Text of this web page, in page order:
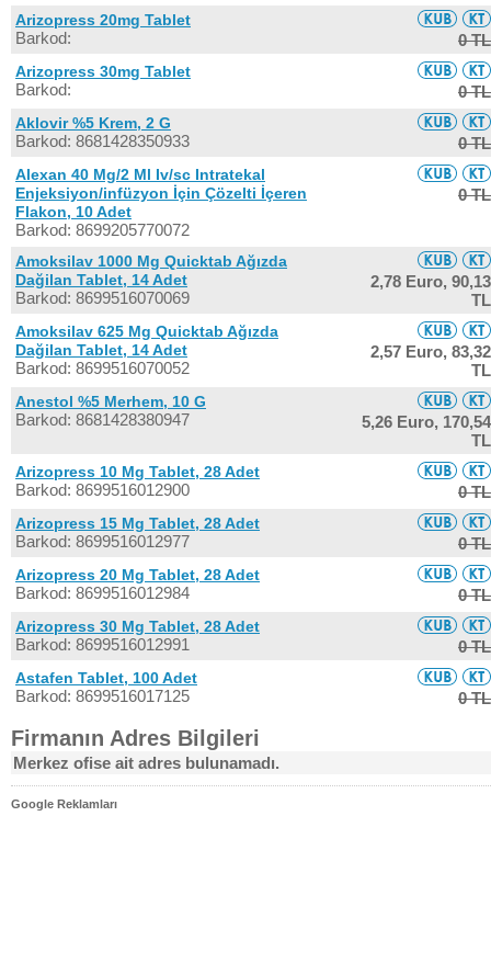
Arizopress 20mg Tablet
Barkod: 0 TL
Arizopress 30mg Tablet
Barkod: 0 TL
Aklovir %5 Krem, 2 G
Barkod: 8681428350933 0 TL
Alexan 40 Mg/2 Ml Iv/sc Intratekal
Enjeksiyon/infüzyon İçin Çözelti İçeren
Flakon, 10 Adet
Barkod: 8699205770072
0 TL
Amoksilav 1000 Mg Quicktab Ağızda
Dağilan Tablet, 14 Adet
Barkod: 8699516070069
2,78 Euro, 90,13
TL
Amoksilav 625 Mg Quicktab Ağızda
Dağilan Tablet, 14 Adet
Barkod: 8699516070052
2,57 Euro, 83,32
TL
Anestol %5 Merhem, 10 G
Barkod: 8681428380947 5,26 Euro, 170,54
TL
Arizopress 10 Mg Tablet, 28 Adet
Barkod: 8699516012900 0 TL
Arizopress 15 Mg Tablet, 28 Adet
Barkod: 8699516012977 0 TL
Arizopress 20 Mg Tablet, 28 Adet
Barkod: 8699516012984 0 TL
Arizopress 30 Mg Tablet, 28 Adet
Barkod: 8699516012991 0 TL
Astafen Tablet, 100 Adet
Barkod: 8699516017125 0 TL
Firmanın Adres Bilgileri
Merkez ofise ait adres bulunamadı.
Google Reklamları